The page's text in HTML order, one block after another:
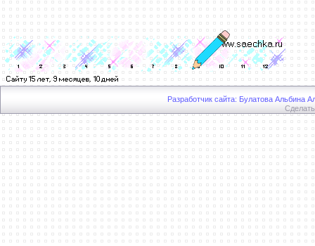
Разработчик сайта: Булатова Альбина